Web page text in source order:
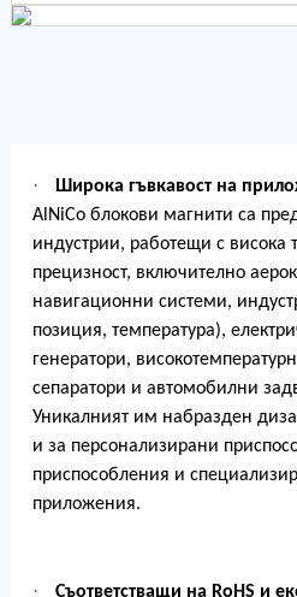
· Широка гъвкавост на
AlNiCo блокови магнити са
индустрии, работещи с висока
прецизност, включително
навигационни системи,
позиция, температура),
генератори,
сепаратори и автомобилни
Уникалният им набразден
и за персонализирани
приспособления и
приложения.
· Съответстващи на RoHS и